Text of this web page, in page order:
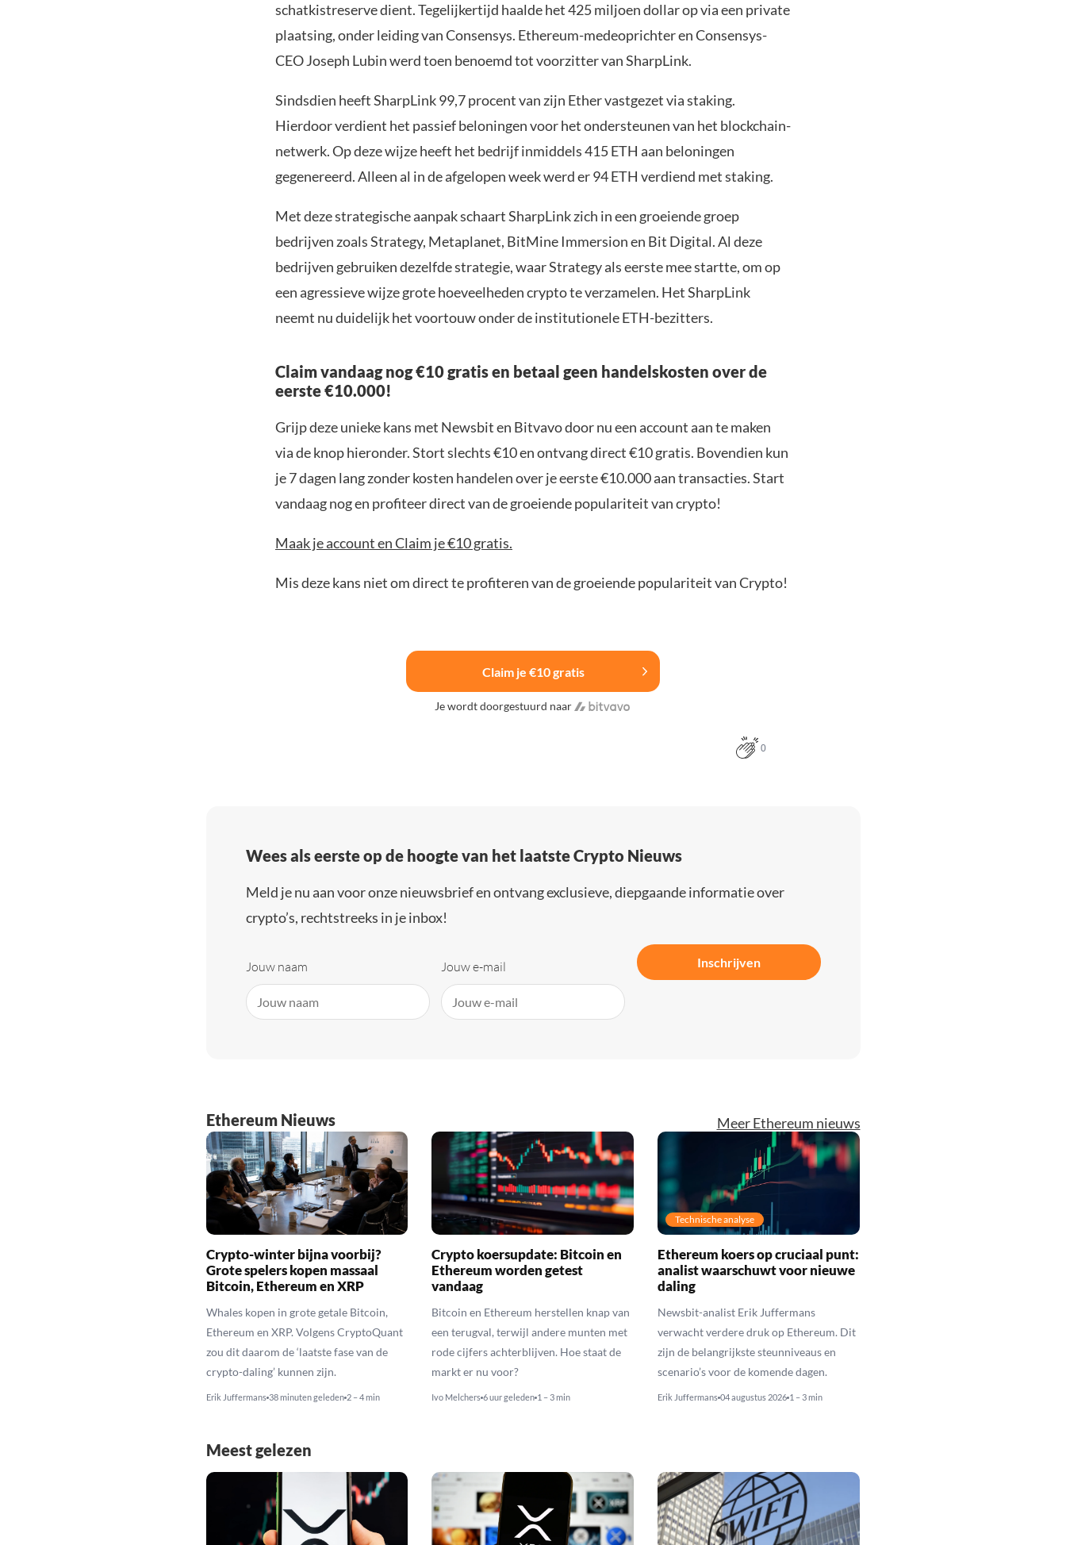
schatkistreserve dient. Tegelijkertijd haalde het 425 miljoen dollar op via een private
plaatsing, onder leiding van Consensys. Ethereum-medeoprichter en Consensys-
CEO Joseph Lubin werd toen benoemd tot voorzitter van SharpLink.
Sindsdien heeft SharpLink 99,7 procent van zijn Ether vastgezet via staking.
Hierdoor verdient het passief beloningen voor het ondersteunen van het blockchain-
netwerk. Op deze wijze heeft het bedrijf inmiddels 415 ETH aan beloningen
gegenereerd. Alleen al in de afgelopen week werd er 94 ETH verdiend met staking.
Met deze strategische aanpak schaart SharpLink zich in een groeiende groep
bedrijven zoals Strategy, Metaplanet, BitMine Immersion en Bit Digital. Al deze
bedrijven gebruiken dezelfde strategie, waar Strategy als eerste mee startte, om op
een agressieve wijze grote hoeveelheden crypto te verzamelen. Het SharpLink
neemt nu duidelijk het voortouw onder de institutionele ETH-bezitters.
Claim vandaag nog €10 gratis en betaal geen handelskosten over de
eerste €10.000!
Grijp deze unieke kans met Newsbit en Bitvavo door nu een account aan te maken
via de knop hieronder. Stort slechts €10 en ontvang direct €10 gratis. Bovendien kun
je 7 dagen lang zonder kosten handelen over je eerste €10.000 aan transacties. Start
vandaag nog en profiteer direct van de groeiende populariteit van crypto!
Maak je account en Claim je €10 gratis.
Mis deze kans niet om direct te profiteren van de groeiende populariteit van Crypto!
Claim je €10 gratis
Je wordt doorgestuurd naar
0
Wees als eerste op de hoogte van het laatste Crypto Nieuws
Meld je nu aan voor onze nieuwsbrief en ontvang exclusieve, diepgaande informatie over
crypto’s, rechtstreeks in je inbox!
Jouw naam Jouw e-mail Inschrijven
Ethereum Nieuws Meer Ethereum nieuws
Crypto-winter bijna voorbij?
Grote spelers kopen massaal
Bitcoin, Ethereum en XRP
Whales kopen in grote getale Bitcoin,
Ethereum en XRP. Volgens CryptoQuant
zou dit daarom de ‘laatste fase van de
crypto-daling’ kunnen zijn.
Erik Juffermans 38 minuten geleden 2 – 4 min
Crypto koersupdate: Bitcoin en
Ethereum worden getest
vandaag
Bitcoin en Ethereum herstellen knap van
een terugval, terwijl andere munten met
rode cijfers achterblijven. Hoe staat de
markt er nu voor?
Ivo Melchers 6 uur geleden 1 – 3 min
Technische analyse
Ethereum koers op cruciaal punt:
analist waarschuwt voor nieuwe
daling
Newsbit-analist Erik Juffermans
verwacht verdere druk op Ethereum. Dit
zijn de belangrijkste steunniveaus en
scenario’s voor de komende dagen.
Erik Juffermans 04 augustus 2026 1 – 3 min
Meest gelezen